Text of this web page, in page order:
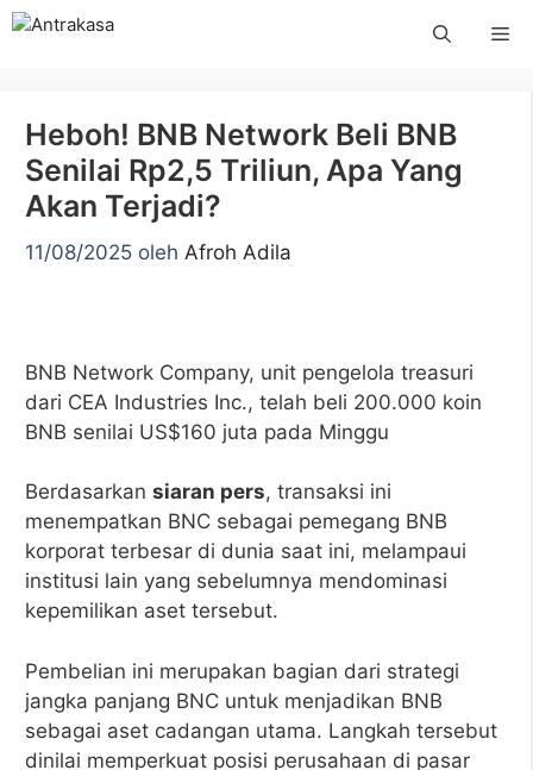
Langsung
Heboh! BNB Network Beli BNB
Senilai Rp2,5 Triliun, Apa Yang
Akan Terjadi?
11/08/2025 oleh Afroh Adila
BNB Network Company, unit pengelola treasuri
dari CEA Industries Inc., telah beli 200.000 koin
BNB senilai US$160 juta pada Minggu
Berdasarkan siaran pers, transaksi ini
menempatkan BNC sebagai pemegang BNB
korporat terbesar di dunia saat ini, melampaui
institusi lain yang sebelumnya mendominasi
kepemilikan aset tersebut.
Pembelian ini merupakan bagian dari strategi
jangka panjang BNC untuk menjadikan BNB
sebagai aset cadangan utama. Langkah tersebut
dinilai memperkuat posisi perusahaan di pasar